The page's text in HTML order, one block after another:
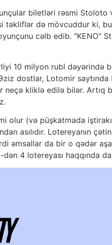
biletləri rəsmi Stoloto
təkliflər də mövcuddur ki, bu
cəlb edib. "KENO"
10 milyon rubl dəyərində
dostlar, Lotomir
neçə kliklə edilə bilər. Artıq
olur (və püşkatmada
asılıdır. Lotereyanın
əmsallar da bir o qədər
4 lotereyası haqqında